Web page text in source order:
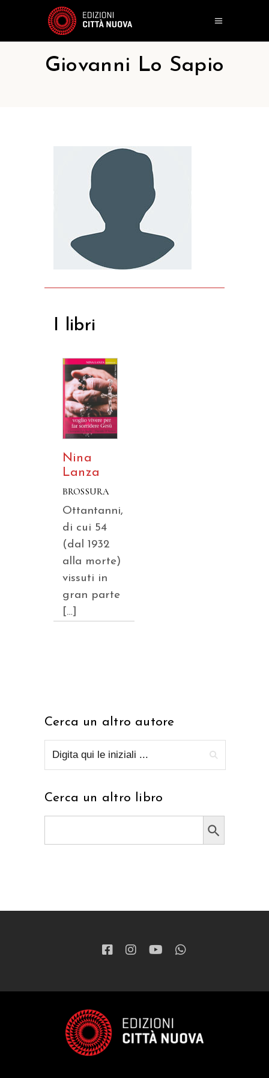
Giovanni Lo Sapio
I libri
Nina
Lanza
BROSSURA
Ottantanni,
di cui 54
(dal 1932
alla morte)
vissuti in
gran parte
[…]
Cerca un altro autore
Cerca un altro libro
Search Button